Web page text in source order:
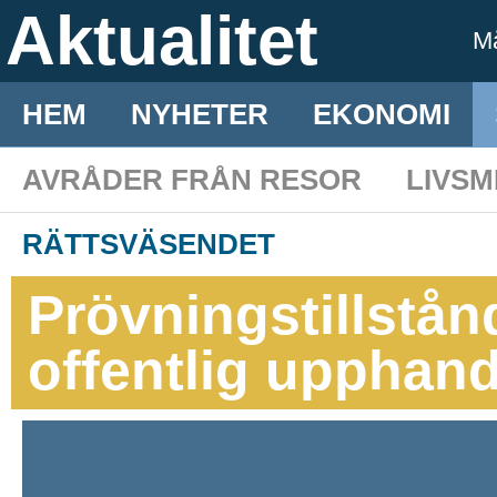
Aktualitet
HEM NYHETER EKONOMI
AVRÅDER FRÅN RESOR
RÄTTSVÄSENDET
offentlig